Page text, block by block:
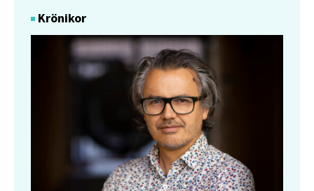
Krönikor